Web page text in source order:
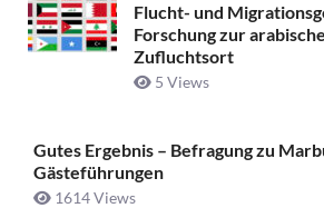
Flucht- und
Forschung zur
Zufluchtsort
5 Views
Gutes Ergebnis – Befragung zu
Gästeführungen
1614 Views